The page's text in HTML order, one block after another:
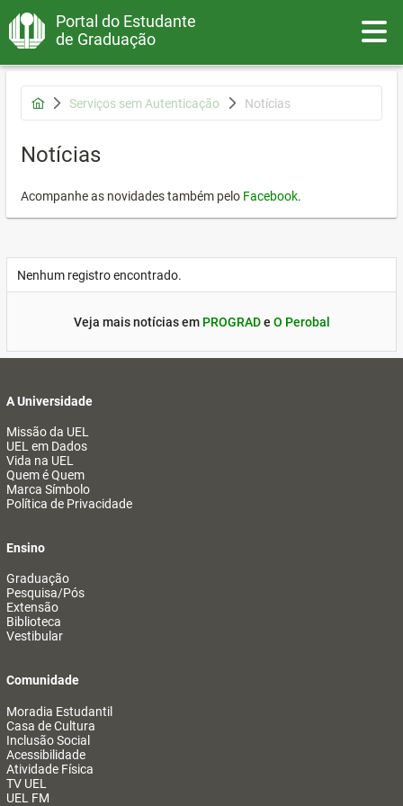
Portal do Estudante
de Graduação
Serviços sem Autenticação Notícias
Notícias
Acompanhe as novidades também pelo Facebook.
Nenhum registro encontrado.
Veja mais notícias em PROGRADe O Perobal
A Universidade
Missão da UEL
UEL em Dados
Vida na UEL
Quem é Quem
Marca Símbolo
Política de Privacidade
Ensino
Graduação
Pesquisa/Pós
Extensão
Biblioteca
Vestibular
Comunidade
Moradia Estudantil
Casa de Cultura
Inclusão Social
Acessibilidade
Atividade Física
TV UEL
UEL FM